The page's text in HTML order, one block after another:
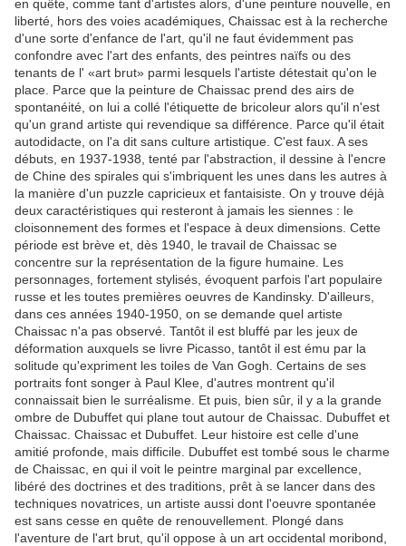
en quête, comme tant d'artistes alors, d'une peinture nouvelle, en
liberté, hors des voies académiques, Chaissac est à la recherche
d'une sorte d'enfance de l'art, qu'il ne faut évidemment pas
confondre avec l'art des enfants, des peintres naïfs ou des
tenants de l' «art brut» parmi lesquels l'artiste détestait qu'on le
place. Parce que la peinture de Chaissac prend des airs de
spontanéité, on lui a collé l'étiquette de bricoleur alors qu'il n'est
qu'un grand artiste qui revendique sa différence. Parce qu'il était
autodidacte, on l'a dit sans culture artistique. C'est faux. A ses
débuts, en 1937-1938, tenté par l'abstraction, il dessine à l'encre
de Chine des spirales qui s'imbriquent les unes dans les autres à
la manière d'un puzzle capricieux et fantaisiste. On y trouve déjà
deux caractéristiques qui resteront à jamais les siennes : le
cloisonnement des formes et l'espace à deux dimensions. Cette
période est brève et, dès 1940, le travail de Chaissac se
concentre sur la représentation de la figure humaine. Les
personnages, fortement stylisés, évoquent parfois l'art populaire
russe et les toutes premières oeuvres de Kandinsky. D'ailleurs,
dans ces années 1940-1950, on se demande quel artiste
Chaissac n'a pas observé. Tantôt il est bluffé par les jeux de
déformation auxquels se livre Picasso, tantôt il est ému par la
solitude qu'expriment les toiles de Van Gogh. Certains de ses
portraits font songer à Paul Klee, d'autres montrent qu'il
connaissait bien le surréalisme. Et puis, bien sûr, il y a la grande
ombre de Dubuffet qui plane tout autour de Chaissac. Dubuffet et
Chaissac. Chaissac et Dubuffet. Leur histoire est celle d'une
amitié profonde, mais difficile. Dubuffet est tombé sous le charme
de Chaissac, en qui il voit le peintre marginal par excellence,
libéré des doctrines et des traditions, prêt à se lancer dans des
techniques novatrices, un artiste aussi dont l'oeuvre spontanée
est sans cesse en quête de renouvellement. Plongé dans
l'aventure de l'art brut, qu'il oppose à un art occidental moribond,